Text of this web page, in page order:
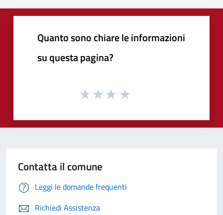
Quanto sono chiare le informazioni
su questa pagina?
Contatta il comune
Leggi le domande frequenti
Richiedi Assistenza